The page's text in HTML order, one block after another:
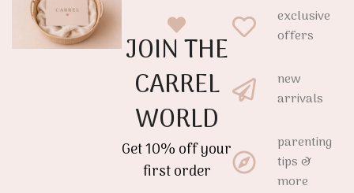
JOIN THE
CARREL
WORLD
Get 10% off your
first order
exclusive
offers
new
arrivals
parenting
tips &
more